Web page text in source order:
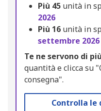
Più 45 unità in
2026
Più 16 unità in
settembre 2026
Te ne servono di
quantità e clicca su
consegna".
Controlla le